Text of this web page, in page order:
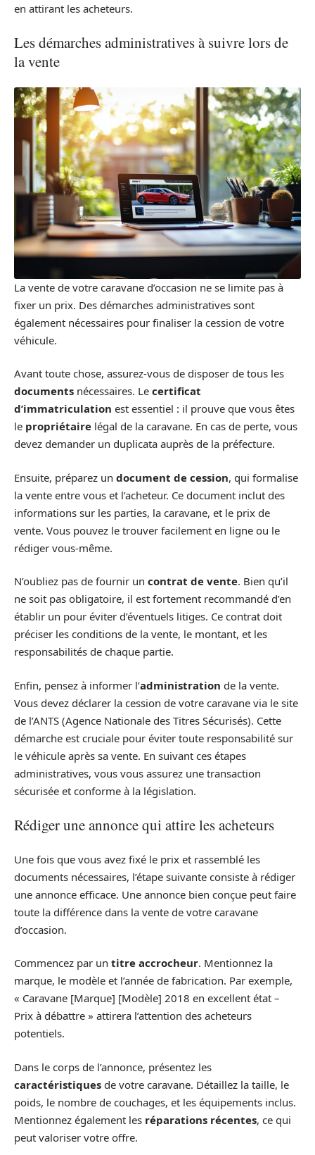
en attirant les acheteurs.
Les démarches administratives à suivre lors de
la vente
La vente de votre caravane d’occasion ne se limite pas à
fixer un prix. Des démarches administratives sont
également nécessaires pour finaliser la cession de votre
véhicule.
Avant toute chose, assurez-vous de disposer de tous les
documents nécessaires. Le certificat
d’immatriculation est essentiel : il prouve que vous êtes
le propriétaire légal de la caravane. En cas de perte, vous
devez demander un duplicata auprès de la préfecture.
Ensuite, préparez un document de cession, qui formalise
la vente entre vous et l’acheteur. Ce document inclut des
informations sur les parties, la caravane, et le prix de
vente. Vous pouvez le trouver facilement en ligne ou le
rédiger vous-même.
N’oubliez pas de fournir un contrat de vente. Bien qu’il
ne soit pas obligatoire, il est fortement recommandé d’en
établir un pour éviter d’éventuels litiges. Ce contrat doit
préciser les conditions de la vente, le montant, et les
responsabilités de chaque partie.
Enfin, pensez à informer l’administration de la vente.
Vous devez déclarer la cession de votre caravane via le site
de l’ANTS (Agence Nationale des Titres Sécurisés). Cette
démarche est cruciale pour éviter toute responsabilité sur
le véhicule après sa vente. En suivant ces étapes
administratives, vous vous assurez une transaction
sécurisée et conforme à la législation.
Rédiger une annonce qui attire les acheteurs
Une fois que vous avez fixé le prix et rassemblé les
documents nécessaires, l’étape suivante consiste à rédiger
une annonce efficace. Une annonce bien conçue peut faire
toute la différence dans la vente de votre caravane
d’occasion.
Commencez par un titre accrocheur. Mentionnez la
marque, le modèle et l’année de fabrication. Par exemple,
« Caravane [Marque] [Modèle] 2018 en excellent état –
Prix à débattre » attirera l’attention des acheteurs
potentiels.
Dans le corps de l’annonce, présentez les
caractéristiques de votre caravane. Détaillez la taille, le
poids, le nombre de couchages, et les équipements inclus.
Mentionnez également les réparations récentes, ce qui
peut valoriser votre offre.